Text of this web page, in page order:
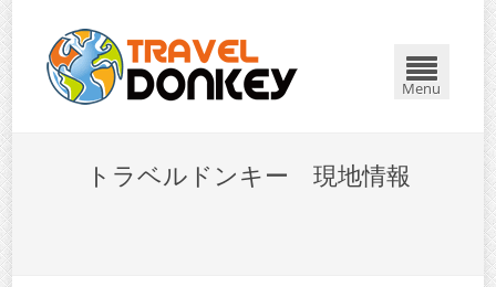
Menu
トラベルドンキー 現地情報